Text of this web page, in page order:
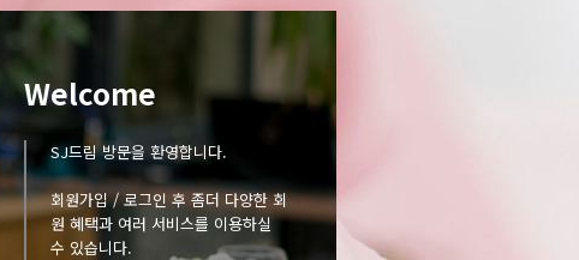
Welcome
SJ드림 방문을 환영합니다.
회원가입 / 로그인 후 좀더 다양한 회
원 혜택과 여러 서비스를 이용하실
수 있습니다.